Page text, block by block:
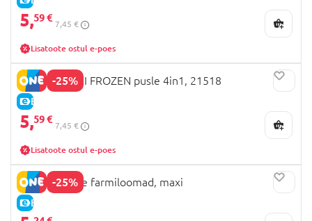
5,59 €
7,45 €
Lisatoote ostul e-poes
-25%
E-HIND
CLEMENTONI FROZEN pusle 4in1, 21518
5,59 €
7,45 €
Lisatoote ostul e-poes
-25%
E-HIND
LARSEN pusle farmiloomad, maxi